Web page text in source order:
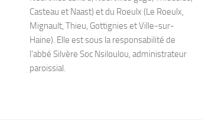
Casteau et Naast) et du Roeulx (Le Roeulx,
Mignault, Thieu, Gottignies et Ville-sur-
Haine). Elle est sous la responsabilité de
l’abbé Silvère Soc Nsiloulou, administrateur
paroissial.